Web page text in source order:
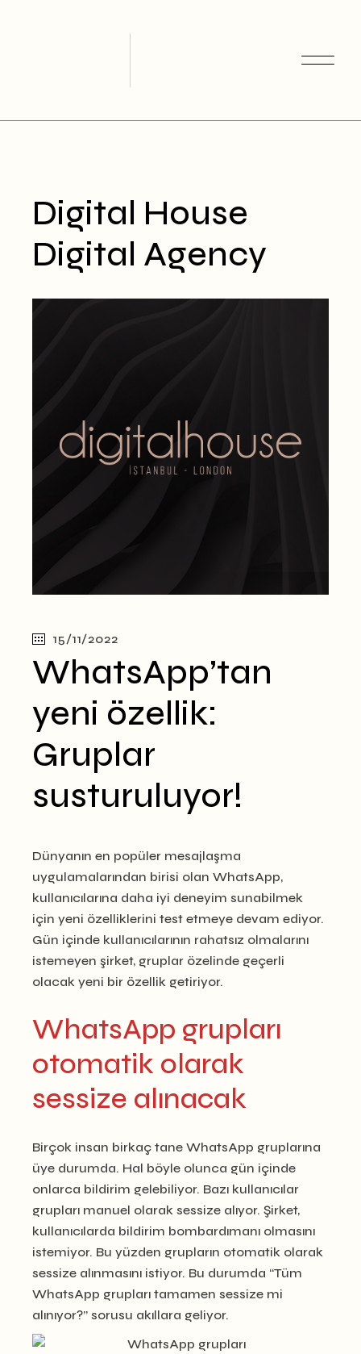
Digital House
Digital Agency
15/11/2022
WhatsApp’tan
yeni özellik:
Gruplar
susturuluyor!
Dünyanın en popüler mesajlaşma
uygulamalarından birisi olan WhatsApp,
kullanıcılarına daha iyi deneyim sunabilmek
için yeni özelliklerini test etmeye devam ediyor.
Gün içinde kullanıcılarının rahatsız olmalarını
istemeyen şirket, gruplar özelinde geçerli
olacak yeni bir özellik getiriyor.
WhatsApp grupları
otomatik olarak
sessize alınacak
Birçok insan birkaç tane WhatsApp gruplarına
üye durumda. Hal böyle olunca gün içinde
onlarca bildirim gelebiliyor. Bazı kullanıcılar
grupları manuel olarak sessize alıyor. Şirket,
kullanıcılarda bildirim bombardımanı olmasını
istemiyor. Bu yüzden grupların otomatik olarak
sessize alınmasını istiyor. Bu durumda “Tüm
WhatsApp grupları tamamen sessize mi
alınıyor?” sorusu akıllara geliyor.